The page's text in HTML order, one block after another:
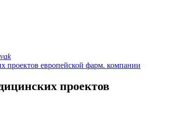
проектов европейской фарм. компании
проектов